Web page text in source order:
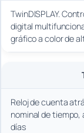
TwinDISPLAY.
digital
gráfico a color de
Reloj de cuenta
nominal de tiempo,
días